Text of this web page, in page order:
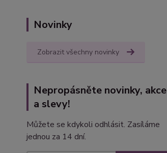
Novinky
Zobrazit všechny novinky
Nepropásněte novinky, akce
a slevy!
Můžete se kdykoli odhlásit. Zasíláme
jednou za 14 dní.